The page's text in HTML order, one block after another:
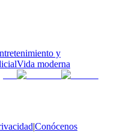
y
Vida moderna
|Conócenos